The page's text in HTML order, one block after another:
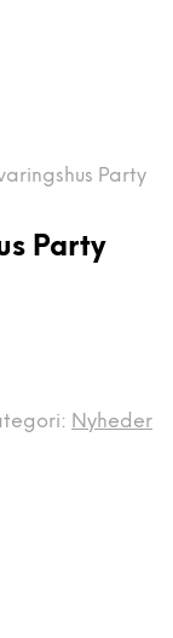
Party
Party
Nyheder